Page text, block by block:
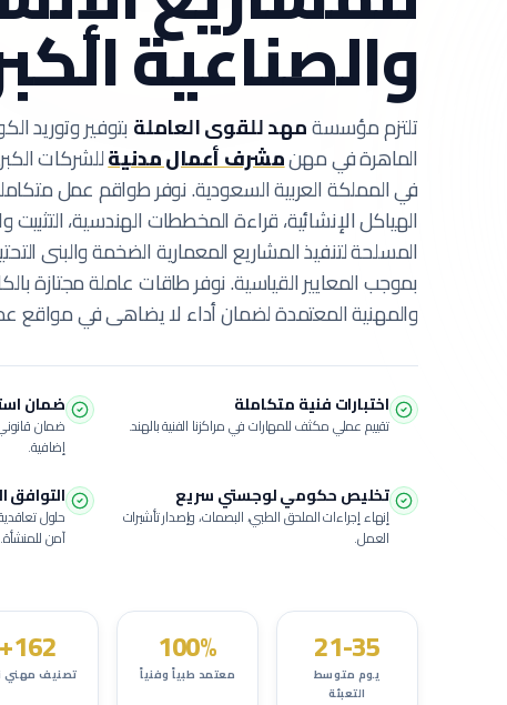
والصناعية
تلتزم مؤسسةمهد للقوى العاملة بتوفير وتوريد
الماهرة في مهنمشرف أعمال مدنيةللشركات
في المملكة العربية السعودية.نوفر طواقم عمل
الهياكل الإنشائية، قراءة المخططات الهندسية، التثبيت
المسلحة لتنفيذ المشاريع المعمارية الضخمة والبنى
بموجب المعايير القياسية.نوفر طاقات عاملة مجتازة
والمهنية المعتمدة لضمان أداء لا يضاهى في مواقع
اختبارات فنية متكاملة
تقييم عملي مكثف للمهارات في مراكزنا الفنية بالهند.
ضمان
ضمان
إضافية.
تخليص حكومي لوجستي سريع
إنهاء إجراءات الملحق الطبي، البصمات، وإصدار تأشيرات
العمل.
التوافق
حلول
آمن للمنشأة.
21-35
يوم متوسط
التعبئة
100%
معتمد طبياً وفنياً
162+
تصنيف مهني